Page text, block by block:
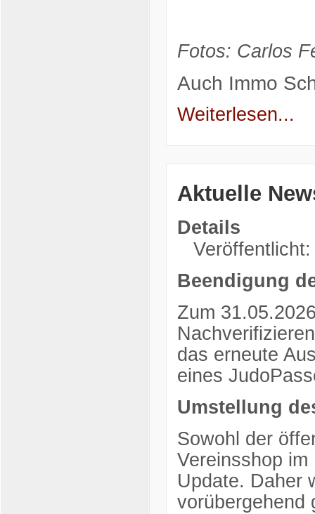
Fotos: Carlos
Auch Immo
Weiterlesen...
Aktuelle
Details
Beendigung
Zum
das erneute
eines
Umstellung
Sowohl der
Vereinsshop
Update. Daher
vorübergehend